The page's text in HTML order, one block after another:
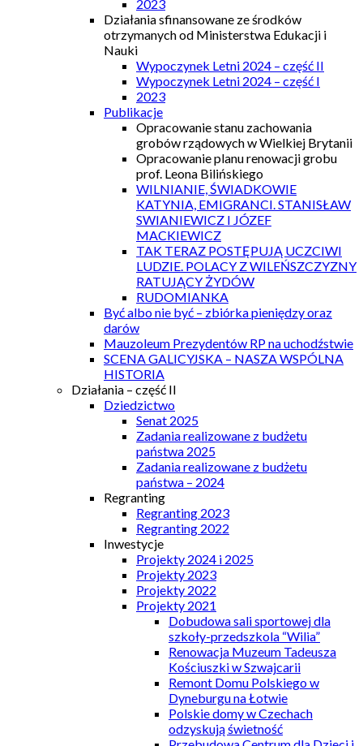
2023
Działania sfinansowane ze środków
otrzymanych od Ministerstwa Edukacji i
Nauki
Wypoczynek Letni 2024 – część II
Wypoczynek Letni 2024 – część I
2023
Publikacje
Opracowanie stanu zachowania
grobów rządowych w Wielkiej Brytanii
Opracowanie planu renowacji grobu
prof. Leona Bilińskiego
WILNIANIE, ŚWIADKOWIE
KATYNIA, EMIGRANCI. STANISŁAW
SWIANIEWICZ I JÓZEF
MACKIEWICZ
TAK TERAZ POSTĘPUJĄ UCZCIWI
LUDZIE. POLACY Z WILEŃSZCZYZNY
RATUJĄCY ŻYDÓW
RUDOMIANKA
Być albo nie być – zbiórka pieniędzy oraz
darów
Mauzoleum Prezydentów RP na uchodźstwie
SCENA GALICYJSKA – NASZA WSPÓLNA
HISTORIA
Działania – część II
Dziedzictwo
Senat 2025
Zadania realizowane z budżetu
państwa 2025
Zadania realizowane z budżetu
państwa – 2024
Regranting
Regranting 2023
Regranting 2022
Inwestycje
Projekty 2024 i 2025
Projekty 2023
Projekty 2022
Projekty 2021
Dobudowa sali sportowej dla
szkoły-przedszkola “Wilia”
Renowacja Muzeum Tadeusza
Kościuszki w Szwajcarii
Remont Domu Polskiego w
Dyneburgu na Łotwie
Polskie domy w Czechach
odzyskują świetność